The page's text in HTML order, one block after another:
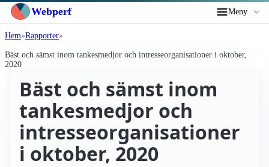
Webperf Meny
Hem Rapporter
Bäst och sämst inom tankesmedjor och intresse­organisationer i oktober,
2020
Bäst och sämst inom
tankesmedjor och
intresse­organisationer
i oktober, 2020